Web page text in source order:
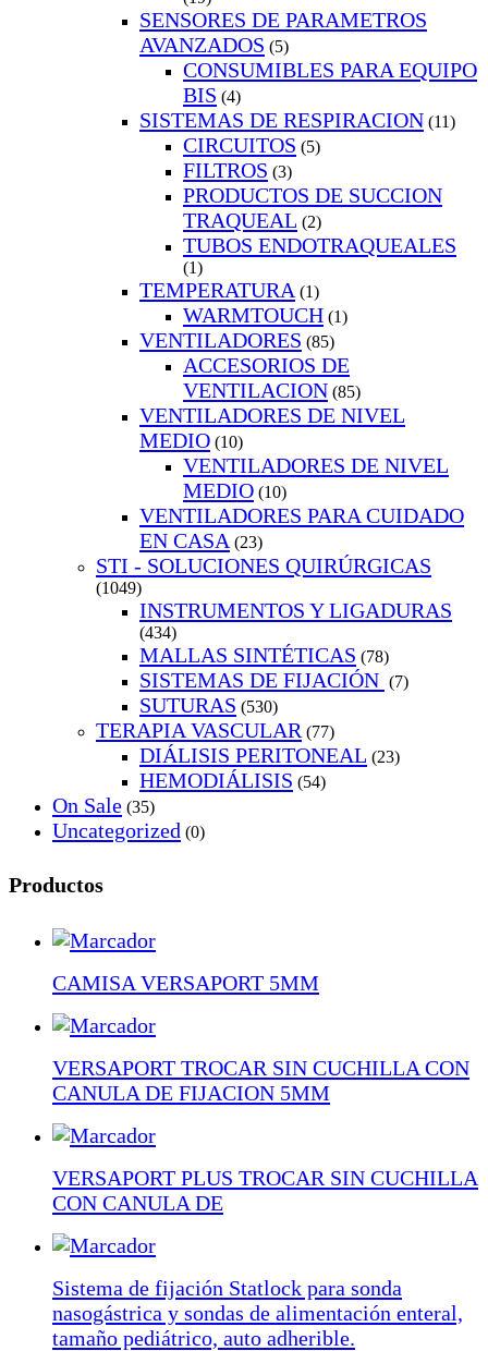
SENSORES DE PARAMETROS
AVANZADOS (5)
CONSUMIBLES PARA EQUIPO
BIS (4)
SISTEMAS DE RESPIRACION (11)
CIRCUITOS (5)
FILTROS (3)
PRODUCTOS DE SUCCION
TRAQUEAL (2)
TUBOS ENDOTRAQUEALES
(1)
TEMPERATURA (1)
WARMTOUCH (1)
VENTILADORES (85)
ACCESORIOS DE
VENTILACION (85)
VENTILADORES DE NIVEL
MEDIO (10)
VENTILADORES DE NIVEL
MEDIO (10)
VENTILADORES PARA CUIDADO
EN CASA (23)
STI - SOLUCIONES QUIRÚRGICAS
(1049)
INSTRUMENTOS Y LIGADURAS
(434)
MALLAS SINTÉTICAS (78)
SISTEMAS DE FIJACIÓN (7)
SUTURAS (530)
TERAPIA VASCULAR (77)
DIÁLISIS PERITONEAL (23)
HEMODIÁLISIS (54)
On Sale (35)
Uncategorized (0)
Productos
CAMISA VERSAPORT 5MM
VERSAPORT TROCAR SIN CUCHILLA CON
CANULA DE FIJACION 5MM
VERSAPORT PLUS TROCAR SIN CUCHILLA
CON CANULA DE
Sistema de fijación Statlock para sonda
nasogástrica y sondas de alimentación enteral,
tamaño pediátrico, auto adherible.